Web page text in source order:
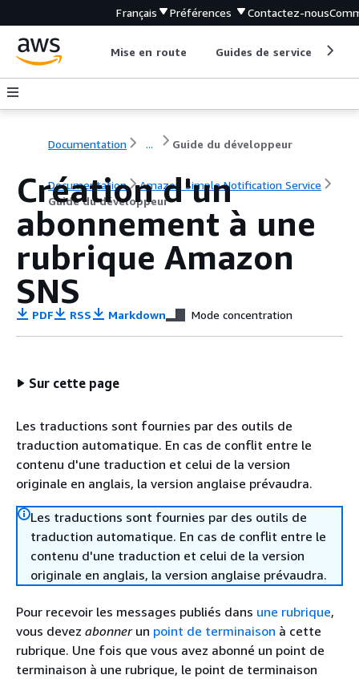
Français Préférences Contactez-nous
Mise en route Guides de service
Documentation ... Guide du développeur
Documentation
Amazon Simple Notification Service
Guide du développeur
Création d'un
abonnement à une
rubrique Amazon
SNS
PDF RSS Markdown Mode concentration
Sur cette page
Les traductions sont fournies par des outils de
traduction automatique. En cas de conflit entre le
contenu d'une traduction et celui de la version
originale en anglais, la version anglaise prévaudra.
Les traductions sont fournies par des outils de
traduction automatique. En cas de conflit entre le
contenu d'une traduction et celui de la version
originale en anglais, la version anglaise prévaudra.
Pour recevoir les messages publiés dans une rubrique,
vous devez abonnerun point de terminaison à cette
rubrique. Une fois que vous avez abonné un point de
terminaison à une rubrique, le point de terminaison